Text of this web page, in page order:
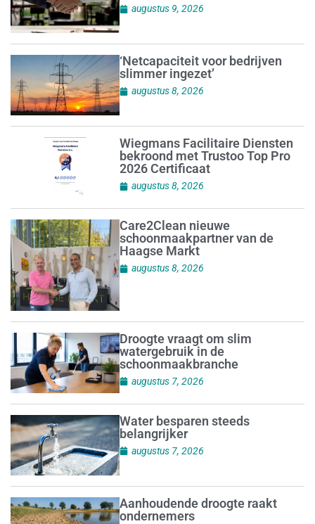
augustus 9, 2026
‘Netcapaciteit voor bedrijven
slimmer ingezet’
augustus 8, 2026
Wiegmans Facilitaire Diensten
bekroond met Trustoo Top Pro
2026 Certificaat
augustus 8, 2026
Care2Clean nieuwe
schoonmaakpartner van de
Haagse Markt
augustus 8, 2026
Droogte vraagt om slim
watergebruik in de
schoonmaakbranche
augustus 7, 2026
Water besparen steeds
belangrijker
augustus 7, 2026
Aanhoudende droogte raakt
ondernemers